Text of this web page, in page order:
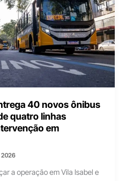
40 novos ônibus
quatro linhas
em
2026
a operação em Vila Isabel e